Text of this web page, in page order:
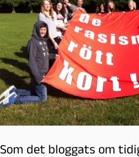
Som det bloggats om